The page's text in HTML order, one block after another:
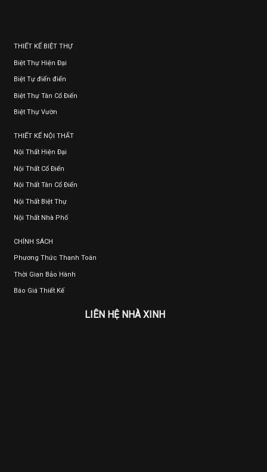
THIẾT KẾ BIỆT THỰ
Biệt Thự Hiện Đại
Biệt Tự điển điển
Biệt Thự Tân Cổ Điển
Biệt Thự Vườn
THIẾT KẾ NỘI THẤT
Nội Thất Hiện Đại
Nội Thất Cổ Điển
Nội Thất Tân Cổ Điển
Nội Thất Biệt Thự
Nội Thất Nhà Phố
CHÍNH SÁCH
Phương Thức Thanh Toán
Thời Gian Bảo Hành
Báo Giá Thiết Kế
LIÊN HỆ NHÀ XINH